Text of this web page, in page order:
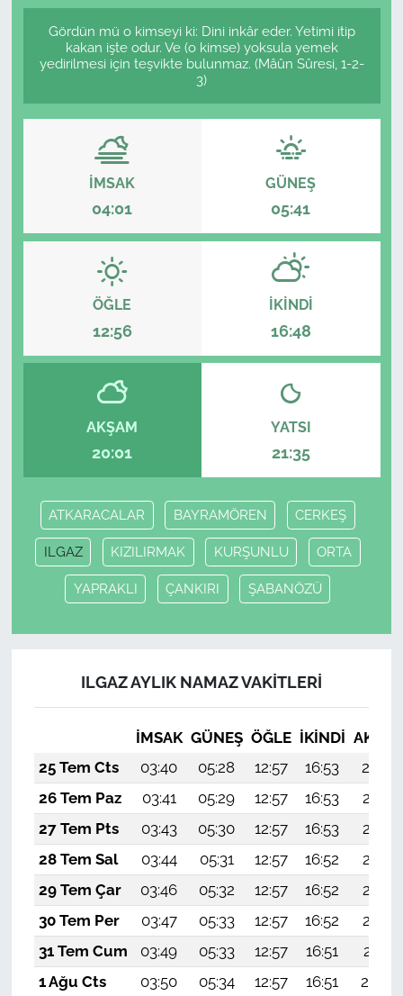
Gördün mü o kimseyi ki: Dini inkâr eder. Yetimi itip
kakan işte odur. Ve (o kimse) yoksula yemek
yedirilmesi için teşvikte bulunmaz. (Mâûn Sûresi, 1-2-
3)
İMSAK
04:01
GÜNEŞ
05:41
ÖĞLE
12:56
İKINDI
16:48
AKŞAM
20:01
YATSI
21:35
ATKARACALAR BAYRAMÖREN CERKEŞ
ILGAZ KIZILIRMAK KURŞUNLU ORTA
YAPRAKLI ÇANKIRI ŞABANÖZÜ
ILGAZ AYLIK NAMAZ VAKITLERI
İMSAK GÜNEŞ ÖĞLE İKINDI
25 Tem Cts
03:40 05:28 12:57 16:53
20:16
26 Tem Paz
03:41 05:29 12:57 16:53
20:15
27 Tem Pts
03:43 05:30 12:57 16:53
20:15
28 Tem Sal
03:44 05:31 12:57 16:52
20:14
29 Tem Çar
03:46 05:32 12:57 16:52
20:13
30 Tem Per
03:47 05:33 12:57 16:52
20:12
31 Tem Cum
03:49 05:33 12:57 16:51
20:11
1 Ağu Cts
03:50 05:34 12:57 16:51
20:09